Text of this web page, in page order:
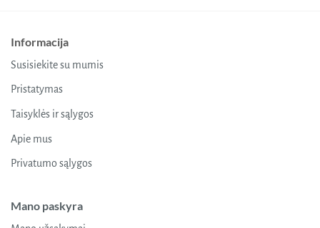
Informacija
Susisiekite su mumis
Pristatymas
Taisyklės ir sąlygos
Apie mus
Privatumo sąlygos
Mano paskyra